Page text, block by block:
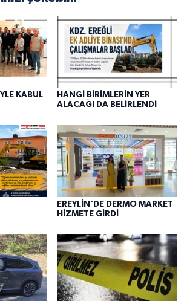
KABUL
HANGİ BİRİMLERİN YER
ALACAĞI DA BELİRLENDİ
EREYLİN'DE DERMO MARKET
HİZMETE GİRDİ